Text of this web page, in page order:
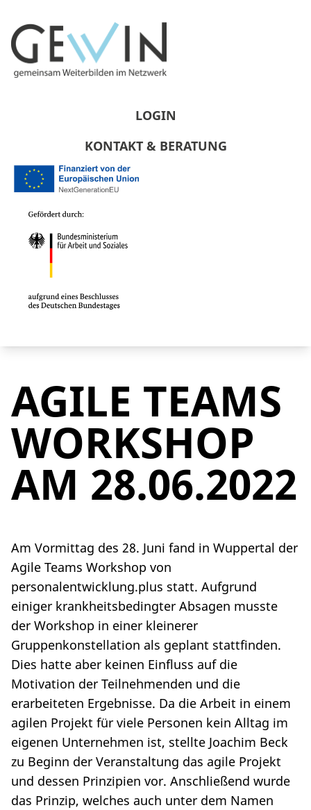
LOGIN
KONTAKT & BERATUNG
AGILE TEAMS
WORKSHOP
AM 28.06.2022
Am Vormittag des 28. Juni fand in Wuppertal der
Agile Teams Workshop von
personalentwicklung.plus statt. Aufgrund
einiger krankheitsbedingter Absagen musste
der Workshop in einer kleinerer
Gruppenkonstellation als geplant stattfinden.
Dies hatte aber keinen Einfluss auf die
Motivation der Teilnehmenden und die
erarbeiteten Ergebnisse. Da die Arbeit in einem
agilen Projekt für viele Personen kein Alltag im
eigenen Unternehmen ist, stellte Joachim Beck
zu Beginn der Veranstaltung das agile Projekt
und dessen Prinzipien vor. Anschließend wurde
das Prinzip, welches auch unter dem Namen